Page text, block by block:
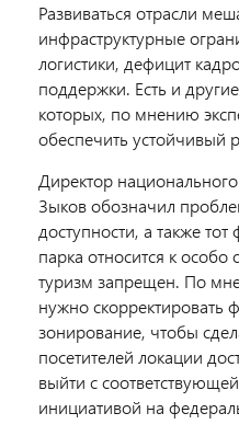
Развиваться отрасли
инфраструктурные
логистики, дефицит
поддержки. Есть и
которых, по мнению
обеспечить устойчивый
Директор
Зыков обозначил
доступности, а также
парка относится к
туризм запрещен. По
нужно скорректировать
зонирование, чтобы
посетителей локации
выйти с
инициативой на